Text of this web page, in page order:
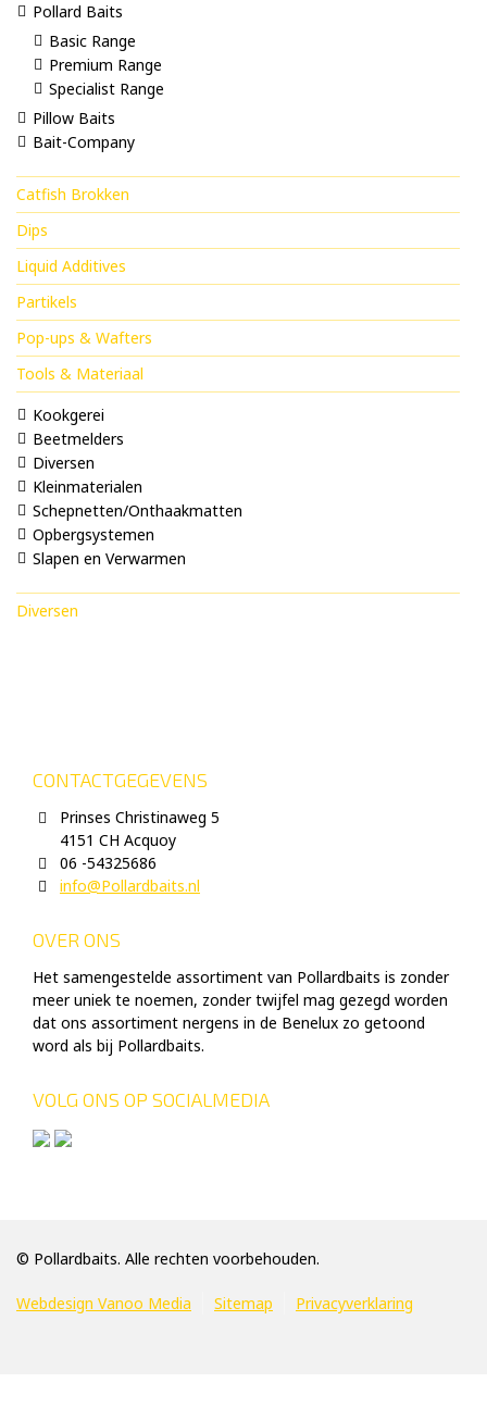
Pollard Baits
Basic Range
Premium Range
Specialist Range
Pillow Baits
Bait-Company
Catfish Brokken
Dips
Liquid Additives
Partikels
Pop-ups & Wafters
Tools & Materiaal
Kookgerei
Beetmelders
Diversen
Kleinmaterialen
Schepnetten/Onthaakmatten
Opbergsystemen
Slapen en Verwarmen
Diversen
CONTACTGEGEVENS
Prinses Christinaweg 5
4151 CH Acquoy
06 -54325686
info@Pollardbaits.nl
OVER ONS
Het samengestelde assortiment van Pollardbaits is zonder
meer uniek te noemen, zonder twijfel mag gezegd worden
dat ons assortiment nergens in de Benelux zo getoond
word als bij Pollardbaits.
VOLG ONS OP SOCIALMEDIA
© Pollardbaits. Alle rechten voorbehouden.
Webdesign Vanoo Media Sitemap Privacyverklaring